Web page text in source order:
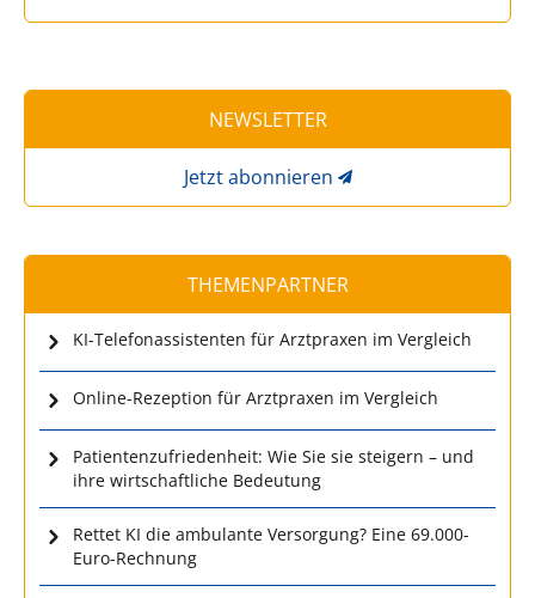
NEWSLETTER
Jetzt abonnieren
THEMENPARTNER
KI-Telefonassistenten für Arztpraxen im Vergleich
Online-Rezeption für Arztpraxen im Vergleich
Patientenzufriedenheit: Wie Sie sie steigern – und
ihre wirtschaftliche Bedeutung
Rettet KI die ambulante Versorgung? Eine 69.000-
Euro-Rechnung